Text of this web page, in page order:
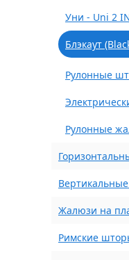
Уни - Uni 2
Блэкаут
Рулонные
Рулонные
Жалюзи на
Римские